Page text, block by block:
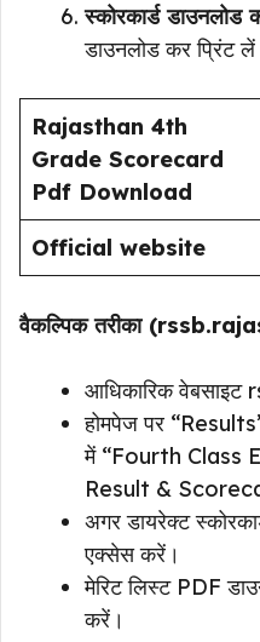
स्कोरकार्ड डाउनलोड
डाउनलोड कर प्रिंट
Rajasthan 4th
Grade Scorecard
Pdf Download
Official website
वैकल्पिक तरीका
आधिकारिक
होमपेज पर
में “Fourth Class
Result &
अगर डायरेक्ट
एक्सेस करें।
मेरिट लिस्ट PDF
करें।